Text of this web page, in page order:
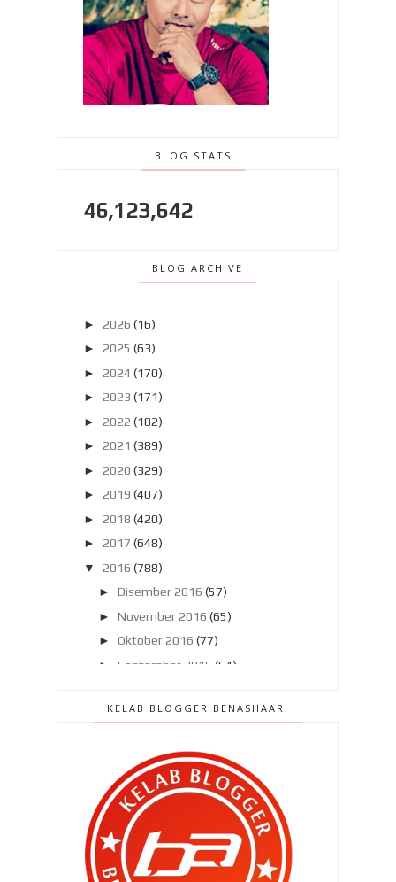
BLOG STATS
46,123,642
BLOG ARCHIVE
► 2026 (16)
► 2025 (63)
► 2024 (170)
► 2023 (171)
► 2022 (182)
► 2021 (389)
► 2020 (329)
► 2019 (407)
► 2018 (420)
► 2017 (648)
▼
2016 (788)
► Disember 2016 (57)
► November 2016 (65)
► Oktober 2016 (77)
► September 2016 (64)
►Julai 2016 (80)
Mei 2016(58)
►April 2016(58)
►
Mac 2016
►
Februari 2016(50)
Januari 2016 (67)
KELAB BLOGGER BENASHAARI